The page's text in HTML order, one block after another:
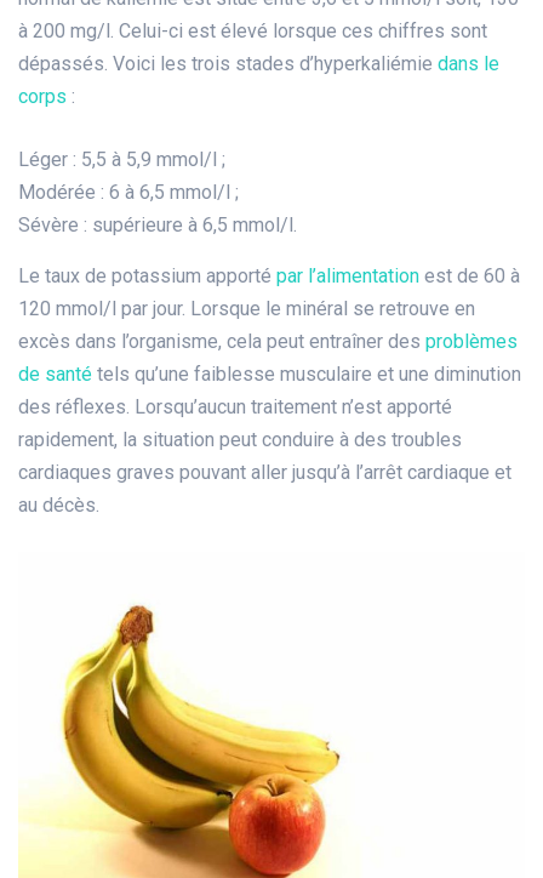
à 200 mg/l. Celui-ci est élevé lorsque ces chiffres sont
dépassés. Voici les trois stades d’hyperkaliémie dans le
corps :
Léger : 5,5 à 5,9 mmol/l ;
Modérée : 6 à 6,5 mmol/l ;
Sévère : supérieure à 6,5 mmol/l.
Le taux de potassium apporté par l’alimentation est de 60 à
120 mmol/l par jour. Lorsque le minéral se retrouve en
excès dans l’organisme, cela peut entraîner des problèmes
de santé tels qu’une faiblesse musculaire et une diminution
des réflexes. Lorsqu’aucun traitement n’est apporté
rapidement, la situation peut conduire à des troubles
cardiaques graves pouvant aller jusqu’à l’arrêt cardiaque et
au décès.